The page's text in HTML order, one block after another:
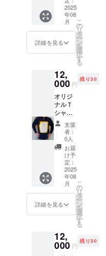
マーク
刺繍
KUNI
黒
Ｍサイ
ズ 自筆
サイン
ポスト
カード
セット
のおま
け付き
2025
年08
月
詳細を見る
こ
の
リ
タ
ー
ン
を
選
択
す
る
12,
000 円
残り30
オリジ
ナルＴ
シャ
ツ 長
袖 Ｍ
サイズ
トミー
バー
ド 黒
ロゴ
マーク
刺繍有
り フ
リーク
エン
シー・
ザ 自筆
サイン
入り！
支援
者：
0人
お届
け予
定：
2025
年08
月
詳細を見る
こ
の
リ
タ
ー
ン
を
選
択
す
る
12,
000 円
残り30